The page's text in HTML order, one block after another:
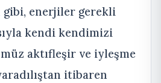
gibi, enerjiler gerekli
kendi kendimizi
aktıfleşir ve iyleşme
itibaren